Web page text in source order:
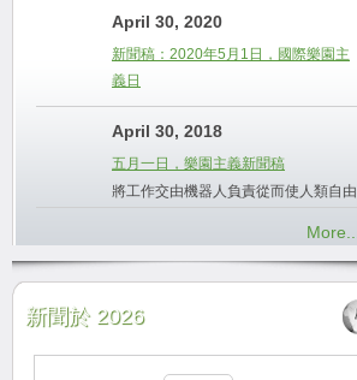
April 30, 2020
新聞稿：2020年5月1日，國際樂園主
義日
April 30, 2018
五月一日，樂園主義新聞稿
將工作交由機器人負責從而使人類自由
More...
新聞於 2026